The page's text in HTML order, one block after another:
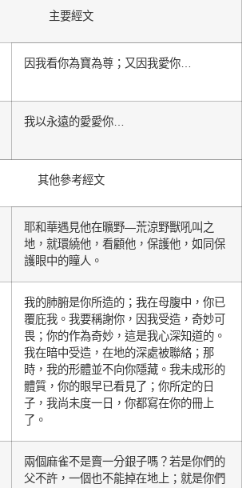
主要經文
因我看你為寶為尊；又因我愛你…
我以永遠的愛愛你…
其他參考經文
耶和華遇見他在曠野—荒涼野獸吼叫之
地，就環繞他，看顧他，保護他，如同保
護眼中的瞳人。
我的肺腑是你所造的；我在母腹中，你已
覆庇我。我要稱謝你，因我受造，奇妙可
畏；你的作為奇妙，這是我心深知道的。
我在暗中受造，在地的深處被聯絡；那
時，我的形體並不向你隱藏。我未成形的
體質，你的眼早已看見了；你所定的日
子，我尚未度一日，你都寫在你的冊上
了。
兩個麻雀不是賣一分銀子嗎？若是你們的
父不許，一個也不能掉在地上；就是你們